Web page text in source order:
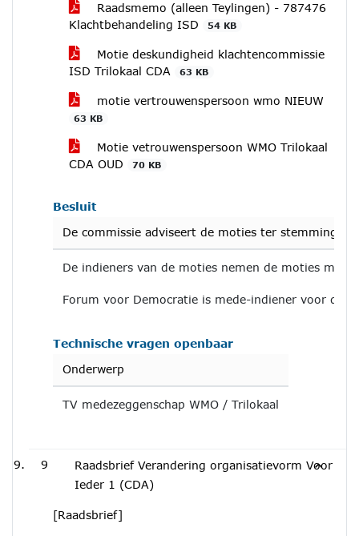
Raadsmemo (alleen Teylingen) - 787476
Klachtbehandeling ISD
54 KB
Motie deskundigheid klachtencommissie
ISD Trilokaal CDA
63 KB
motie vertrouwenspersoon wmo NIEUW
63 KB
Motie vetrouwenspersoon WMO Trilokaal
CDA OUD
70 KB
Besluit
De commissie adviseert de moties ter stemming
De indieners van de moties nemen de moties mee
Forum voor Democratie is mede-indiener voor de
Technische vragen openbaar
Onderwerp
TV medezeggenschap WMO / Trilokaal
9
Raadsbrief Verandering organisatievorm Voor
Ieder 1 (CDA)
[Raadsbrief]